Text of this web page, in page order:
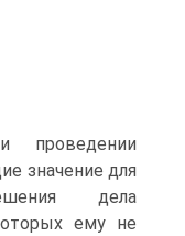
проведении
значение для
дела
ему не